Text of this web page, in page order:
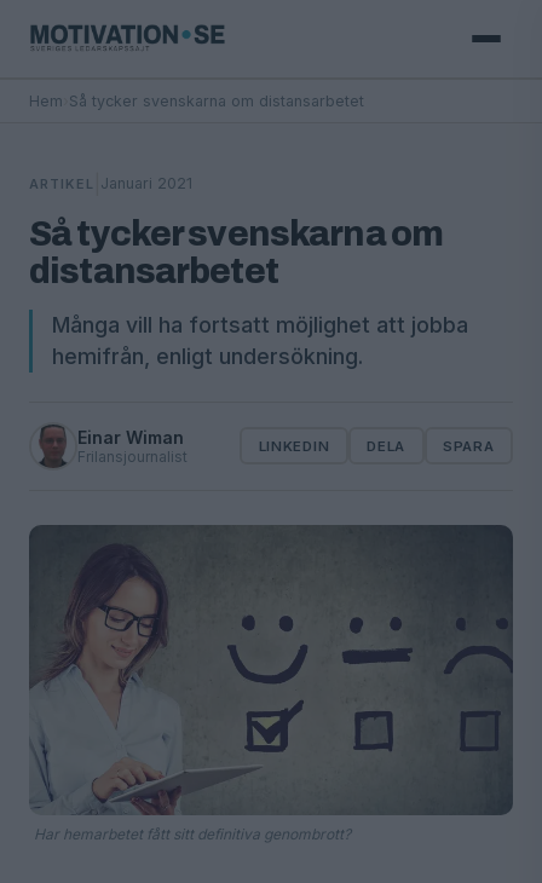
Hem Så tycker svenskarna om distansarbetet
ARTIKEL Januari 2021
Så tycker svenskarna om
distansarbetet
Många vill ha fortsatt möjlighet att jobba
hemifrån, enligt undersökning.
Einar Wiman
Frilansjournalist
LINKEDIN DELA SPARA
Har hemarbetet fått sitt definitiva genombrott?